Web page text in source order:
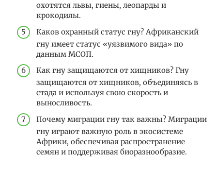
охотятся львы, гиены, леопарды и
крокодилы.
Каков охранный статус гну? Африканский
гну имеет статус «уязвимого вида» по
данным МСОП.
Как гну защищаются от хищников? Гну
защищаются от хищников, объединяясь в
стада и используя свою скорость и
выносливость.
Почему миграции гну так важны? Миграции
гну играют важную роль в экосистеме
Африки, обеспечивая распространение
семян и поддерживая биоразнообразие.